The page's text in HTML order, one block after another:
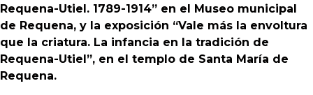
Requena-Utiel. 1789-1914” en el Museo municipal
de Requena, y la exposición “Vale más la envoltura
que la criatura. La infancia en la tradición de
Requena-Utiel”, en el templo de Santa María de
Requena.